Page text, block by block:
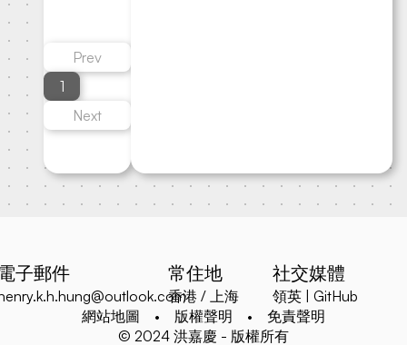
Prev
1
Next
子郵件 常住地
香港 / 上海
社交媒體
領英| GitHub
網站地圖
• 版權聲明 •
免責聲明
© 2024 洪嘉慶 - 版權所有